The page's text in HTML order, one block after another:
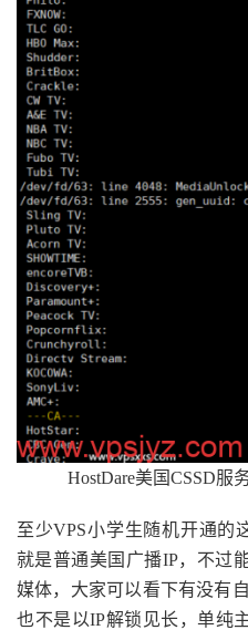
HostDare美国CSSD服
至少VPS小学生随机开通的
就是普通美国广播IP，不过
媒体，大家可以看下有没有
也不是以IP解锁见长，单纯